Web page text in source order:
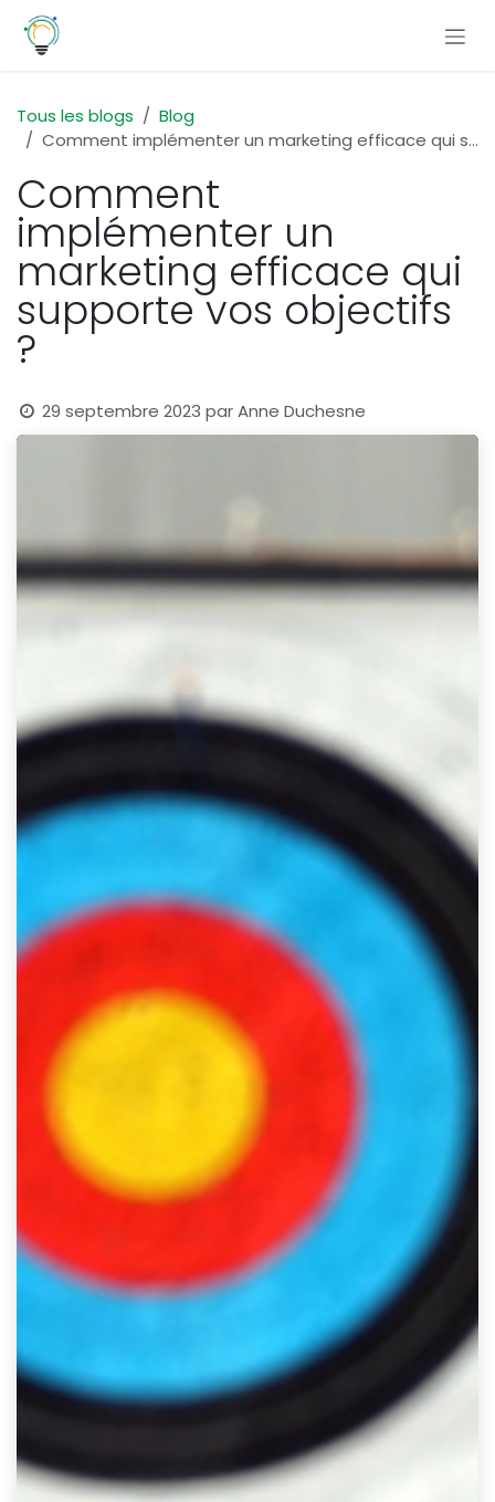
Se rendre au contenu
Tous les blogs
Blog
Comment implémenter un marketing efficace qui supporte vos objectifs ?
Comment
implémenter un
marketing efficace qui
supporte vos objectifs
?
29 septembre 2023 parAnne Duchesne